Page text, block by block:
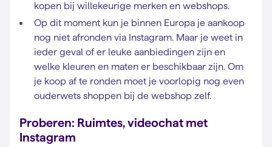
kopen bij willekeurige merken en webshops.
Op dit moment kun je binnen Europa je aankoop
nog niet afronden via Instagram. Maar je weet in
ieder geval of er leuke aanbiedingen zijn en
welke kleuren en maten er beschikbaar zijn. Om
je koop af te ronden moet je voorlopig nog even
ouderwets shoppen bij de webshop zelf.
Proberen: Ruimtes, videochat met
Instagram